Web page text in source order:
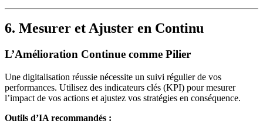
6. Mesurer et Ajuster en Continu
L’Amélioration Continue comme Pilier
Une digitalisation réussie nécessite un suivi régulier de vos
performances. Utilisez des indicateurs clés (KPI) pour mesurer
l’impact de vos actions et ajustez vos stratégies en conséquence.
Outils d’IA recommandés :